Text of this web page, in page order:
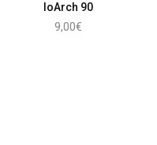
IoArch 90
9,00€